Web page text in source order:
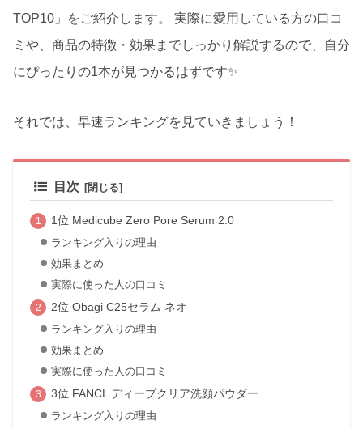
TOP10」をご紹介します。 実際に愛用している方の口コ
ミや、商品の特徴・効果までしっかり解説するので、自分
にぴったりの1本が見つかるはずです✨
それでは、早速ランキングを見ていきましょう！
目次
1位 Medicube Zero Pore Serum 2.0
ランキング入りの理由
効果まとめ
実際に使った人の口コミ
2位 Obagi C25セラム ネオ
ランキング入りの理由
効果まとめ
実際に使った人の口コミ
3位 FANCL ディープクリア洗顔パウダー
ランキング入りの理由